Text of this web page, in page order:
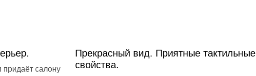
придаёт салону
Прекрасный вид. Приятные тактильные
свойства.